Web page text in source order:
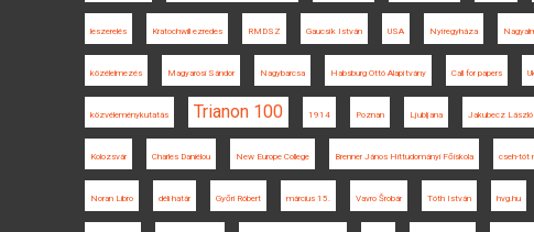
leszerelés Kratochwill ezredes RMDSZ Gaucsík István USA Nyíregyháza
közélelmezés Magyarosi Sándor Nagybarcsa Habsburg Ottó Alapítvány Call for papers
közvéleménykutatás Trianon 100 1914 Poznan Ljubljana Jakubecz László
Kolozsvár Charles Daniélou New Europe College Brenner János Hittudományi Főiskola cseh-tót
Noran Libro déli határ Győri Róbert március 15. Vavro Šrobár Tóth István hvg.hu